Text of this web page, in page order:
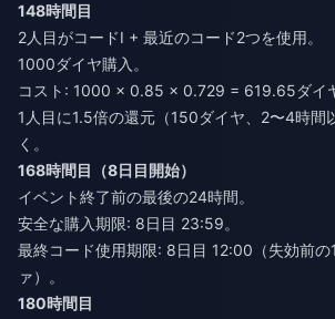
148時間目
2人目がコードI + 最近のコード2つを使用。
1000ダイヤ購入。
コスト: 1000 × 0.85 × 0.729 = 619.65ダイ
1人目に1.5倍の還元（150ダイヤ、2〜4時間
く。
168時間目（8日目開始）
イベント終了前の最後の24時間。
安全な購入期限: 8日目 23:59。
最終コード使用期限: 8日目 12:00（失効前の
ァ）。
180時間目